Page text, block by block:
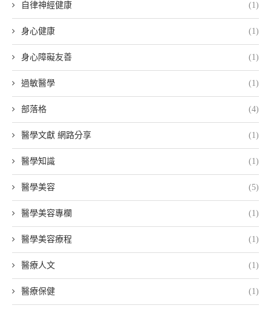
自律神經健康 (1)
身心健康 (1)
身心障礙友善 (1)
過敏醫學 (1)
部落格 (4)
醫學文獻 網路分享 (1)
醫學知識 (1)
醫學美容 (5)
醫學美容專欄 (1)
醫學美容療程 (1)
醫療人文 (1)
醫療保健 (1)